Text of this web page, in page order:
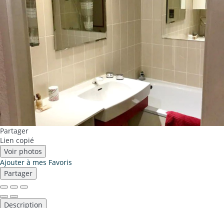
Partager
Lien copié
Voir photos
Ajouter à mes Favoris
Partager
Description